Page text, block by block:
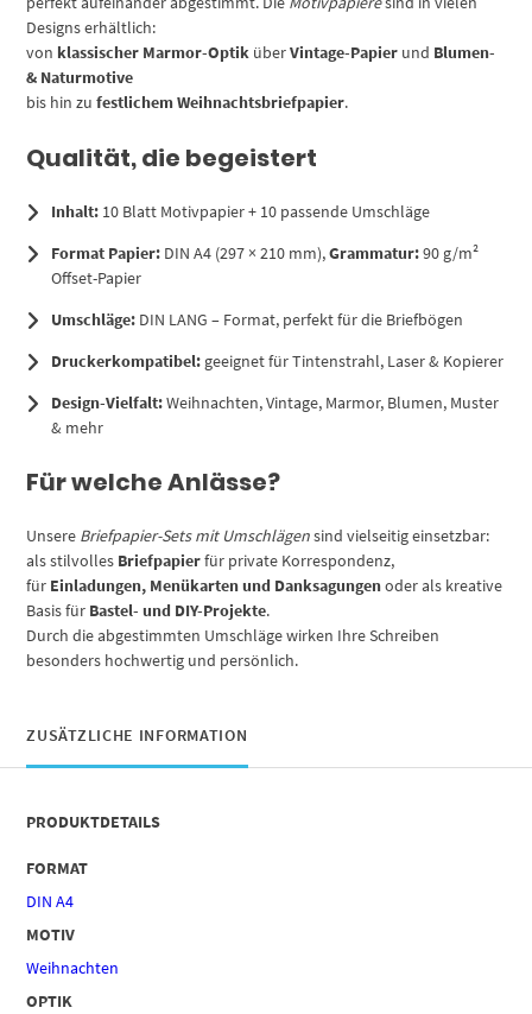
Designs erhältlich:
von klassischer Marmor-Optik überVintage-Papier und Blumen-
& Naturmotive
bis hin zufestlichem Weihnachtsbriefpapier.
Qualität, die begeistert
Inhalt: 10 Blatt Motivpapier + 10 passende Umschläge
Format Papier: DIN A4 (297 × 210 mm),Grammatur:90 g/m²
Offset-Papier
Umschläge: DIN LANG – Format, perfekt für die Briefbögen
Druckerkompatibel: geeignet für Tintenstrahl, Laser & Kopierer
Design-Vielfalt:Weihnachten, Vintage, Marmor, Blumen, Muster
& mehr
Für welche Anlässe?
Unsere Briefpapier-Sets mit Umschlägensind vielseitig einsetzbar:
als stilvolles Briefpapierfür private Korrespondenz,
für Einladungen, Menükarten und Danksagungenoder als kreative
Basis für Bastel- und DIY-Projekte.
Durch die abgestimmten Umschläge wirken Ihre Schreiben
besonders hochwertig und persönlich.
ZUSÄTZLICHE INFORMATION
PRODUKTDETAILS
FORMAT
DIN A4
MOTIV
Weihnachten
OPTIK